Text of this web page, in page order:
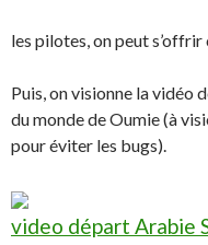
les pilotes, on peut
Puis, on visionne la vidéo
du monde de Oumie (à
pour éviter les bugs).
video départ Arabie